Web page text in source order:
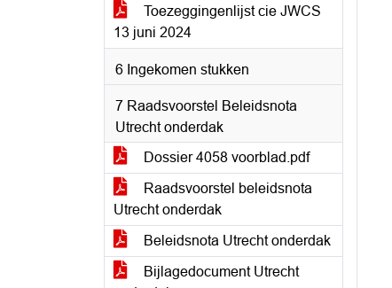
Toezeggingenlijst cie JWCS
13 juni 2024
6 Ingekomen stukken
7 Raadsvoorstel Beleidsnota
Utrecht onderdak
Dossier 4058 voorblad.pdf
Raadsvoorstel beleidsnota
Utrecht onderdak
Beleidsnota Utrecht onderdak
Bijlagedocument Utrecht